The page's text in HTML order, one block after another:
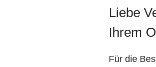
Liebe
Ihrem
Für die